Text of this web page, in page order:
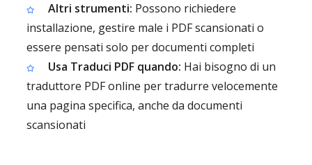
Altri strumenti: Possono richiedere
installazione, gestire male i PDF scansionati o
essere pensati solo per documenti completi
Usa Traduci PDF quando: Hai bisogno di un
traduttore PDF online per tradurre velocemente
una pagina specifica, anche da documenti
scansionati